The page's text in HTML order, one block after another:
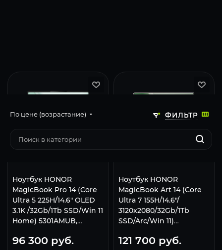
ФИЛЬТР
По цене (возрастание)
Ноутбук HONOR
MagicBook Pro 14 (Core
Ultra 5 225H/14.6" OLED
3.1K /32Gb/1Tb SSD/Win 11
Home) 5301AMUB,
96 300 руб.
Ноутбук HONOR
MagicBook Art 14 (Core
Ultra 7 155H/14.6"/
3120x2080/32Gb/1Tb
SSD/Arc/Win 11)
121 700руб.